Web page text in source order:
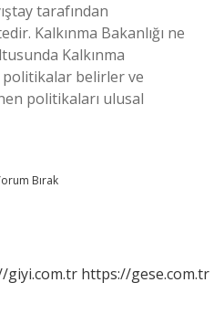
tarafından
Kalkınma Bakanlığı ne
Kalkınma
politikalar belirler ve
politikaları ulusal
Bırak
giyi.com.tr https://gese.com.tr